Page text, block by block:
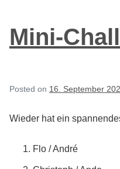
Mini-
Posted on 16. September
Wieder hat ein
Flo / André